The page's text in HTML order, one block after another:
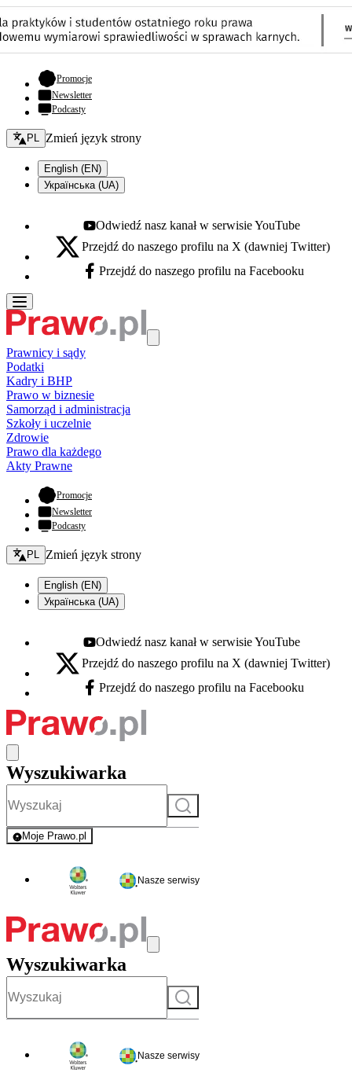
Promocje- otwiera się w nowej karcie
Newsletter
Podcasty
Zmień język - bieżący:
PL Zmień język strony
English (EN)
Українська (UA)
Youtube - otwiera się w nowej karcie
Odwiedź nasz kanał w serwisie YouTube
X - otwiera się w nowej karcie
Przejdź do naszego profilu na X (dawniej Twitter)
Facebook - otwiera się w nowej karcie
Przejdź do naszego profilu na Facebooku
Prawnicy i sądy
Podatki
Kadry i BHP
Prawo w biznesie
Samorząd i administracja
Szkoły i uczelnie
Zdrowie
Prawo dla każdego
Akty Prawne
Promocje- otwiera się w nowej karcie
Newsletter
Podcasty
Zmień język - bieżący:
PL Zmień język strony
English (EN)
Українська (UA)
Youtube - otwiera się w nowej karcie
Odwiedź nasz kanał w serwisie YouTube
X - otwiera się w nowej karcie
Przejdź do naszego profilu na X (dawniej Twitter)
Facebook - otwiera się w nowej karcie
Przejdź do naszego profilu na Facebooku
Wyszukiwarka
Szukaj
Moje Prawo.pl
- rejestracja i logowanie do serwisu
Nasze serwisy
Wyszukiwarka
Szukaj
Nasze serwisy